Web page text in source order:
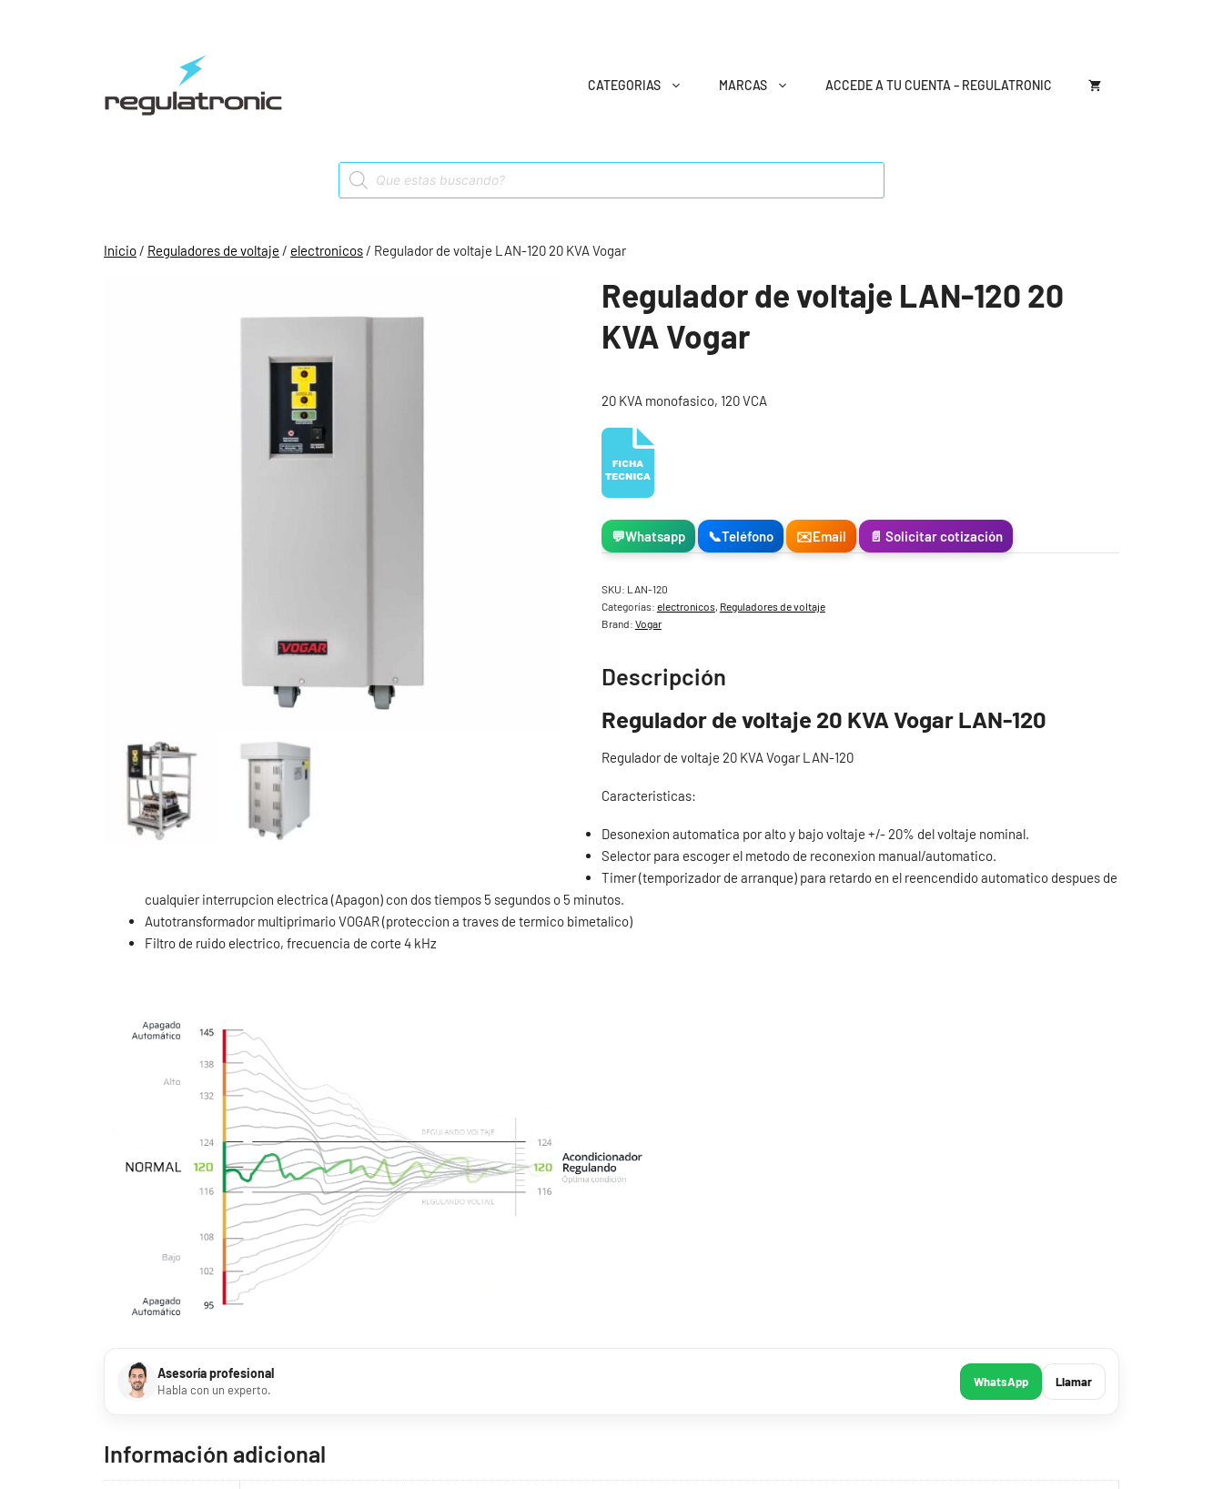
CATEGORIAS MARCAS ACCEDE A TU CUENTA – REGULATRONIC
Products
search
Inicio / Reguladores de voltaje / electronicos / Regulador de voltaje LAN-120 20 KVA Vogar
Regulador de voltaje LAN-120 20
KVA Vogar
20 KVA monofasico, 120 VCA
💬Whatsapp 📞Teléfono ✉️Email 📄 Solicitar cotización
SKU: LAN-120
Categorías: electronicos Reguladores de voltaje
Brand: Vogar
Descripción
Regulador de voltaje 20 KVA Vogar LAN-120
Regulador de voltaje 20 KVA Vogar LAN-120
Caracteristicas:
Desonexion automatica por alto y bajo voltaje +/- 20% del voltaje nominal.
Selector para escoger el metodo de reconexion manual/automatico.
Timer (temporizador de arranque) para retardo en el reencendido automatico despues de
cualquier interrupcion electrica (Apagon) con dos tiempos 5 segundos o 5 minutos.
Autotransformador multiprimario VOGAR (proteccion a traves de termico bimetalico)
Filtro de ruido electrico, frecuencia de corte 4 kHz
Asesoría profesional
Habla con un experto.
WhatsApp Llamar
Información adicional